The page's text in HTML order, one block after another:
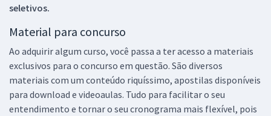
seletivos.
Material para concurso
Ao adquirir algum curso, você passa a ter acesso a materiais
exclusivos para o concurso em questão. São diversos
materiais com um conteúdo riquíssimo, apostilas disponíveis
para download e videoaulas. Tudo para facilitar o seu
entendimento e tornar o seu cronograma mais flexível, pois